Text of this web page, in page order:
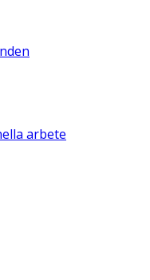
arbete